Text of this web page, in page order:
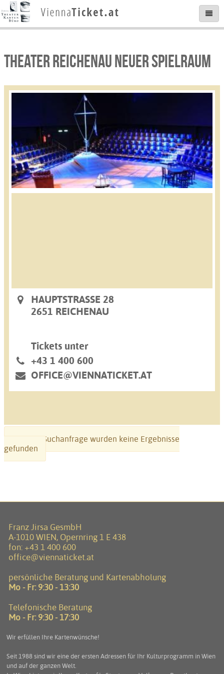
THEATER REICHENAU NEUER SPIELRAUM
HAUPTSTRASSE 28
2651 REICHENAU
Tickets unter
+43 1 400 600
OFFICE@VIENNATICKET.AT
Zu Ihrer Suchanfrage wurden keine Ergebnisse
gefunden
Franz Jirsa GesmbH
A-1010 WIEN, Opernring 1 E 438
fon: +43 1 400 600
office@viennaticket.at
persönliche Beratung und Kartenabholung
Mo - Fr: 9:30 - 13:30
Telefonische Beratung
Mo - Fr: 9:30 - 17:30
Wir erfüllen Ihre Kartenwünsche!
Seit 1988 sind wir eine der ersten Adressen für Ihr Kulturprogramm in Wien
und auf der ganzen Welt.